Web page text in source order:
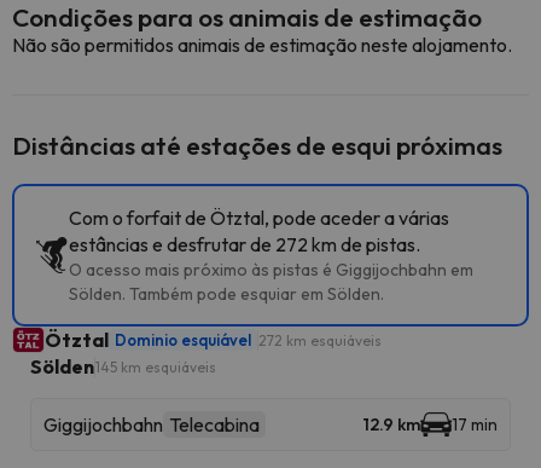
Condições para os animais de estimação
Não são permitidos animais de estimação neste alojamento.
Distâncias até estações de esqui próximas
Com o forfait de Ötztal, pode aceder a várias
estâncias e desfrutar de 272 km de pistas.
O acesso mais próximo às pistas é Giggijochbahn em
Sölden. Também pode esquiar em Sölden.
Ötztal Dominio esquiável 272 km esquiáveis
Sölden145 km esquiáveis
Giggijochbahn Telecabina 12.9 km 17 min